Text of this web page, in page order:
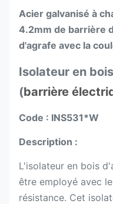
Acier galvanisé à
4.2mm de barrière
d'agrafe avec la
Isolateur en
(barrière
Code : INS531*W
Description :
L'isolateur en bois
être employé avec
résistance. Cet